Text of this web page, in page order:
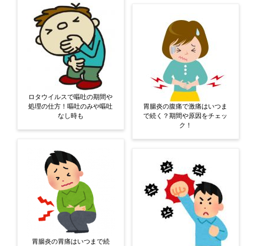
ロタウイルスで嘔吐の期間や
処理の仕方！嘔吐のみや嘔吐
なし時も
胃腸炎の胃痛はいつまで続
胃腸炎の腹痛で激痛はいつま
で続く？期間や原因をチェッ
ク！